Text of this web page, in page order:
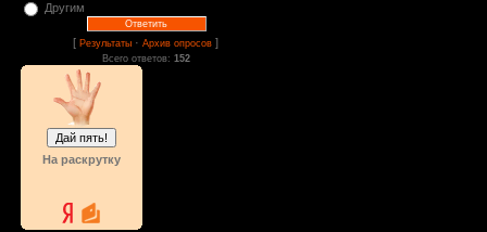
Другим
[Результаты ·Архив опросов ]
Всего ответов: 152
На раскрутку